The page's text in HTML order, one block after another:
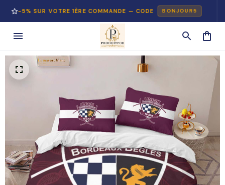
SUR VOTRE 1ÈRE COMMANDE — CODE BONJOUR5